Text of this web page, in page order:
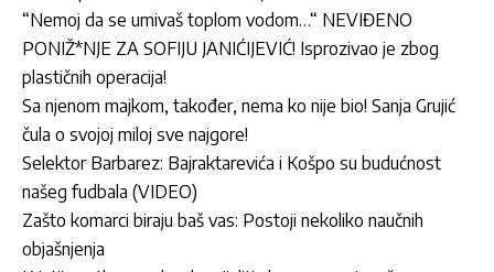
“Nemoj da se umivaš toplom vodom…“ NEVIĐENO
PONIŽ*NJE ZA SOFIJU JANIĆIJEVIĆ! Isprozivao je zbog
plastičnih operacija!
Sa njenom majkom, također, nema ko nije bio! Sanja Grujić
čula o svojoj miloj sve najgore!
Selektor Barbarez: Bajraktarevića i Košpo su budućnost
našeg fudbala (VIDEO)
Zašto komarci biraju baš vas: Postoji nekoliko naučnih
objašnjenja